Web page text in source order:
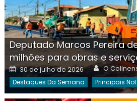
Deputado Marcos Pereira
milhões para obras e
Posted
on
30 de julho de 2026 Author
O
Destaques Da Semana Principais